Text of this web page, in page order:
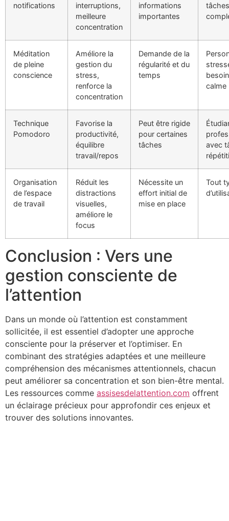
notifications
interruptions,
meilleure
concentration
informations
importantes
tâches
Méditation
de pleine
conscience
Améliore la
gestion du
stress,
renforce la
concentration
Demande de la
régularité et du
temps
calme
Technique
Pomodoro
Favorise la
productivité,
équilibre
travail/repos
Peut être rigide
pour certaines
tâches
avec
Organisation
de l’espace
de travail
Réduit les
distractions
visuelles,
améliore le
focus
Nécessite un
effort initial de
mise en place
Tout
Conclusion : Vers une
gestion consciente de
l’attention
Dans un monde où l’attention est constamment
sollicitée, il est essentiel d’adopter une approche
consciente pour la préserver et l’optimiser. En
combinant des stratégies adaptées et une meilleure
compréhension des mécanismes attentionnels, chacun
peut améliorer sa concentration et son bien-être mental.
Les ressources comme assisesdelattention.com offrent
un éclairage précieux pour approfondir ces enjeux et
trouver des solutions innovantes.